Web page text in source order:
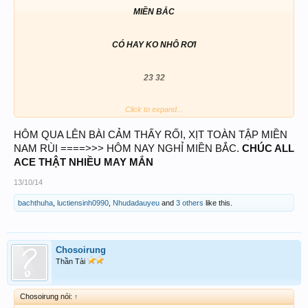
MIỀN BẮC​
CÓ HAY KO NHÔ RƠI​
23 32​
29 92
EM THÍCH KÉP 44 LẮM
Click to expand...
HÔM QUA LÊN BÀI CẢM THẤY RỐI, XỊT TOÀN TẬP MIỀN
NAM RÙI ====>>> HÔM NAY NGHỈ MIỀN BẮC. CHÚC ALL
ACE THẬT NHIỀU MAY MẮN
13/10/14
bachthuha luctiensinh0990 Nhudadauyeu and 3 others like this.
Chosoirung
Thần Tài
Chosoirung nói: ↑